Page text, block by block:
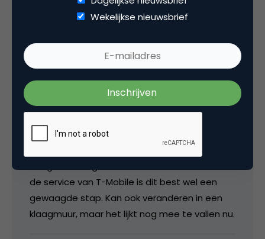
De vodafone blog is meer in de breedte over
mobiele producten en diensten.
7 augustus 2008 om 13:01
hanrusman
de service van T-Mobile is dit best wel een
gewaagde stap. Kan ook veranderen in een
klaagmuur, maar het lijkt nog mee te vallen nu.
Wekelijkse nieuwsbrief